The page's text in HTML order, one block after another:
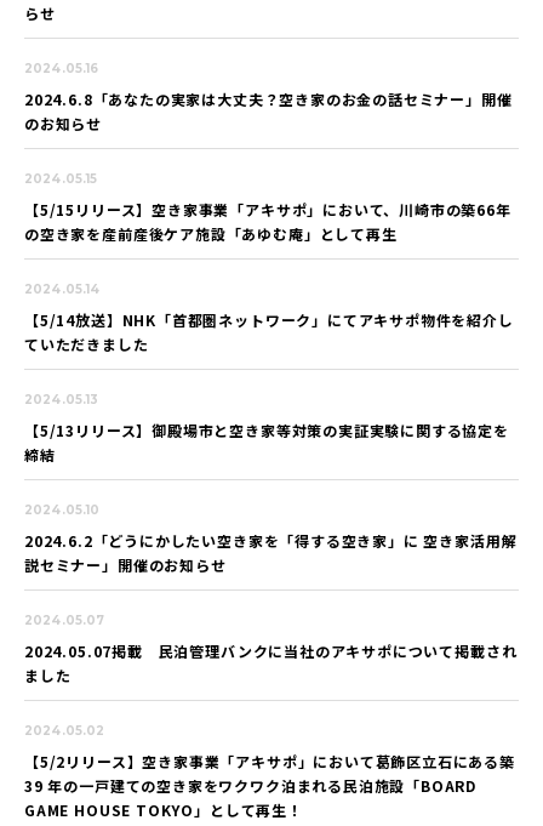
らせ
2024.05.16
2024.6.8「あなたの実家は大丈夫？空き家のお金の話セミナー」開催
のお知らせ
2024.05.15
【5/15リリース】空き家事業「アキサポ」において、川崎市の築66年
の空き家を産前産後ケア施設「あゆむ庵」として再生
2024.05.14
【5/14放送】NHK「首都圏ネットワーク」にてアキサポ物件を紹介し
ていただきました
2024.05.13
【5/13リリース】御殿場市と空き家等対策の実証実験に関する協定を
締結
2024.05.10
2024.6.2「どうにかしたい空き家を「得する空き家」に 空き家活用解
説セミナー」開催のお知らせ
2024.05.07
2024.05.07掲載 民泊管理バンクに当社のアキサポについて掲載され
ました
2024.05.02
【5/2リリース】空き家事業「アキサポ」において葛飾区立石にある築
39 年の一戸建ての空き家をワクワク泊まれる民泊施設「BOARD
GAME HOUSE TOKYO」として再生！